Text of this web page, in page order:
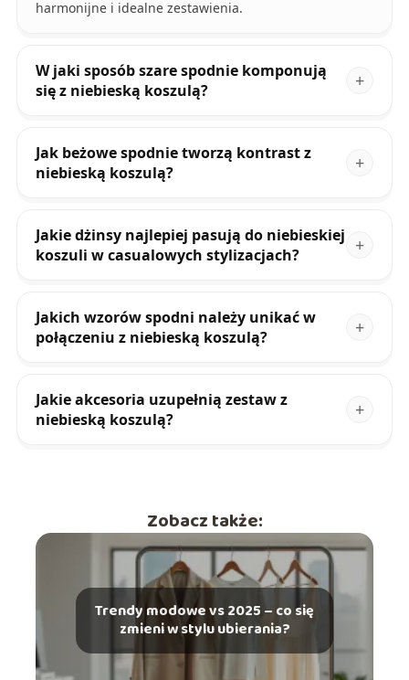
harmonijne i idealne zestawienia.
W jaki sposób szare spodnie komponują
się z niebieską koszulą?
Jak beżowe spodnie tworzą kontrast z
niebieską koszulą?
Jakie dżinsy najlepiej pasują do niebieskiej
koszuli w casualowych stylizacjach?
Jakich wzorów spodni należy unikać w
połączeniu z niebieską koszulą?
Jakie akcesoria uzupełnią zestaw z
niebieską koszulą?
Zobacz także:
Trendy modowe vs 2025 – co się
zmieni w stylu ubierania?